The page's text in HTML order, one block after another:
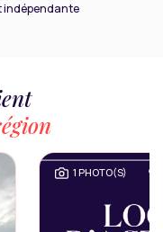
indépendante
1 PHOTO(S)